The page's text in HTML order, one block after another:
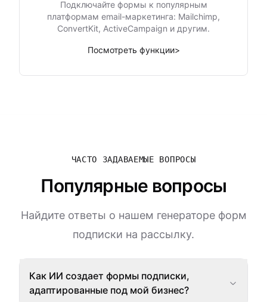
Подключайте формы к популярным
платформам email-маркетинга: Mailchimp,
ConvertKit, ActiveCampaign и другим.
Посмотреть функции>
ЧАСТО ЗАДАВАЕМЫЕ ВОПРОСЫ
Популярные вопросы
Найдите ответы о нашем генераторе форм
подписки на рассылку.
Как ИИ создает формы подписки,
адаптированные под мой бизнес?